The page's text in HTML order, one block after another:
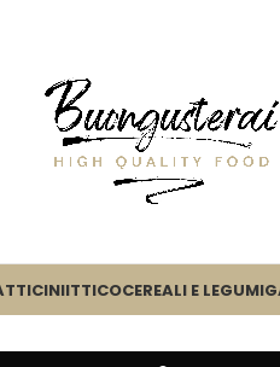
ITTICOCEREALI E LEGUMI